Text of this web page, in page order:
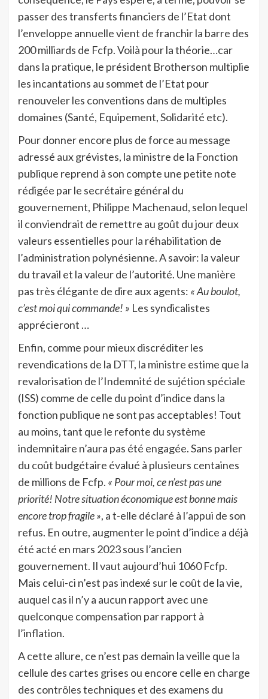
passer des transferts financiers de l’Etat dont
l’enveloppe annuelle vient de franchir la barre des
200 milliards de Fcfp. Voilà pour la théorie…car
dans la pratique, le président Brotherson multiplie
les incantations au sommet de l’Etat pour
renouveler les conventions dans de multiples
domaines (Santé, Equipement, Solidarité etc).
Pour donner encore plus de force au message
adressé aux grévistes, la ministre de la Fonction
publique reprend à son compte une petite note
rédigée par le secrétaire général du
gouvernement, Philippe Machenaud, selon lequel
il conviendrait de remettre au goût du jour deux
valeurs essentielles pour la réhabilitation de
l’administration polynésienne. A savoir: la valeur
du travail et la valeur de l’autorité. Une manière
pas très élégante de dire aux agents: « Au boulot,
c’est moi qui commande! » Les syndicalistes
apprécieront …
Enfin, comme pour mieux discréditer les
revendications de la DTT, la ministre estime que la
revalorisation de l’Indemnité de sujétion spéciale
(ISS) comme de celle du point d’indice dans la
fonction publique ne sont pas acceptables! Tout
au moins, tant que le refonte du système
indemnitaire n’aura pas été engagée. Sans parler
du coût budgétaire évalué à plusieurs centaines
de millions de Fcfp. « Pour moi, ce n’est pas une
priorité! Notre situation économique est bonne mais
encore trop fragile », a t-elle déclaré à l’appui de son
refus. En outre, augmenter le point d’indice a déjà
été acté en mars 2023 sous l’ancien
gouvernement. Il vaut aujourd’hui 1060 Fcfp.
Mais celui-ci n’est pas indexé sur le coût de la vie,
auquel cas il n’y a aucun rapport avec une
quelconque compensation par rapport à
l’inflation.
A cette allure, ce n’est pas demain la veille que la
cellule des cartes grises ou encore celle en charge
des contrôles techniques et des examens du